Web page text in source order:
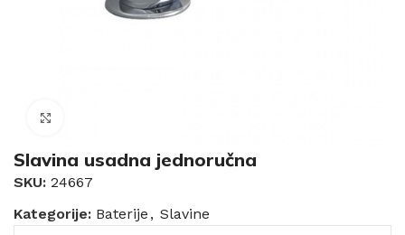
Slavina usadna jednoručna
SKU: 24667
Kategorije: Baterije , Slavine